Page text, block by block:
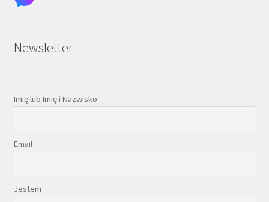
Newsletter
Imię lub Imię i Nazwisko
Email
Jestem